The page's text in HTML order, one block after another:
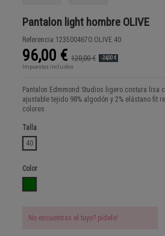
Pantalon light hombre OLIVE
Referencia 123500467O.OLIVE.40
96,00 € 120,00 € -24,00 €
Impuestos incluidos
Pantalon Edmmond Studios ligero costura lisa
ajustable tejido 98% algodón y 2% elástano fit
colores
Talla
40
Color
No encuentras el tuyo? pídelo!